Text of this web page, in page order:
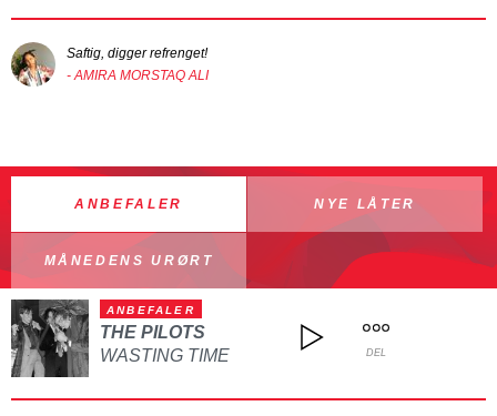
Saftig, digger refrenget!
- AMIRA MORSTAQ ALI
ANBEFALER NYE LÅTER
MÅNEDENS URØRT
ANBEFALER
THE PILOTS
WASTING TIME
DEL